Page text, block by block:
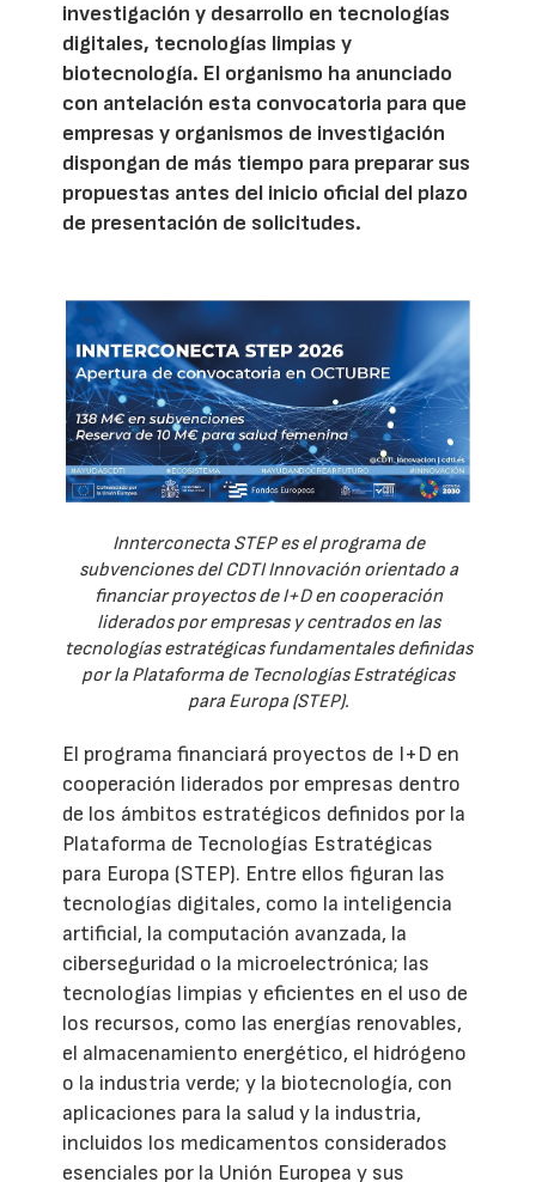
investigación y desarrollo en tecnologías
digitales, tecnologías limpias y
biotecnología. El organismo ha anunciado
con antelación esta convocatoria para que
empresas y organismos de investigación
dispongan de más tiempo para preparar sus
propuestas antes del inicio oficial del plazo
de presentación de solicitudes.
Innterconecta STEP es el programa de
subvenciones del CDTI Innovación orientado a
financiar proyectos de I+D en cooperación
liderados por empresas y centrados en las
tecnologías estratégicas fundamentales definidas
por la Plataforma de Tecnologías Estratégicas
para Europa (STEP).
El programa financiará proyectos de I+D en
cooperación liderados por empresas dentro
de los ámbitos estratégicos definidos por la
Plataforma de Tecnologías Estratégicas
para Europa (STEP). Entre ellos figuran las
tecnologías digitales, como la inteligencia
artificial, la computación avanzada, la
ciberseguridad o la microelectrónica; las
tecnologías limpias y eficientes en el uso de
los recursos, como las energías renovables,
el almacenamiento energético, el hidrógeno
o la industria verde; y la biotecnología, con
aplicaciones para la salud y la industria,
incluidos los medicamentos considerados
esenciales por la Unión Europea y sus